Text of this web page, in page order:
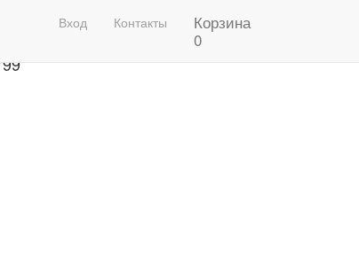
Вход Контакты
Корзина
0
2020 Фото